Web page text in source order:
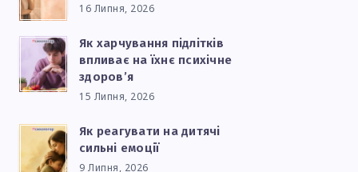
16 Липня, 2026
Як харчування підлітків
впливає на їхнє психічне
здоров’я
15 Липня, 2026
Як реагувати на дитячі
сильні емоції
9 Липня, 2026